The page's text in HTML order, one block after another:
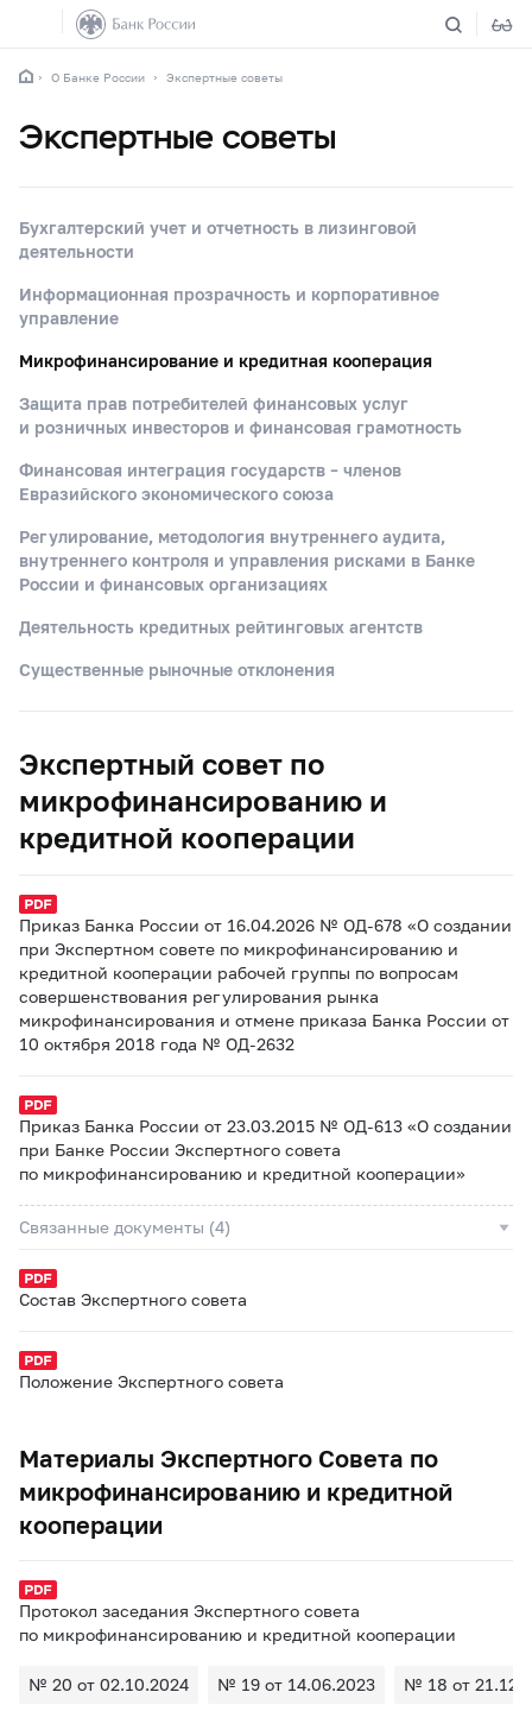
О Банке России Экспертные советы
Экспертные советы
Бухгалтерский учет и отчетность в лизинговой
деятельности
Информационная прозрачность и корпоративное
управление
Микрофинансирование и кредитная кооперация
Защита прав потребителей финансовых услуг
и розничных инвесторов и финансовая грамотность
Финансовая интеграция государств – членов
Евразийского экономического союза
Регулирование, методология внутреннего аудита,
внутреннего контроля и управления рисками в Банке
России и финансовых организациях
Деятельность кредитных рейтинговых агентств
Существенные рыночные отклонения
Экспертный совет по
микрофинансированию и
кредитной кооперации
Приказ Банка России от 16.04.2026 № ОД-678 «О создании
при Экспертном совете по микрофинансированию и
кредитной кооперации рабочей группы по вопросам
совершенствования регулирования рынка
микрофинансирования и отмене приказа Банка России от
10 октября 2018 года № ОД-2632
Приказ Банка России от 23.03.2015 № ОД-613 «О создании
при Банке России Экспертного совета
по микрофинансированию и кредитной кооперации»
Связанные документы (4)
Состав Экспертного совета
Положение Экспертного совета
Материалы Экспертного Совета по
микрофинансированию и кредитной
кооперации
Протокол заседания Экспертного совета
по микрофинансированию и кредитной кооперации
№ 20 от 02.10.2024 № 19 от 14.06.2023 № 18 от